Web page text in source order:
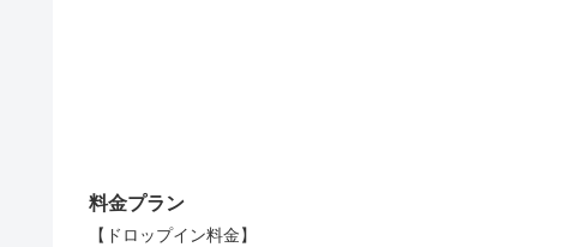
料金プラン
【ドロップイン料金】